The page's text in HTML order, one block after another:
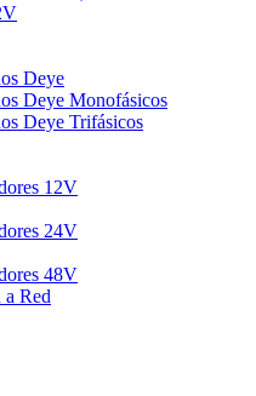
Deye
Deye Monofásicos
Deye Trifásicos
12V
24V
48V
a Red